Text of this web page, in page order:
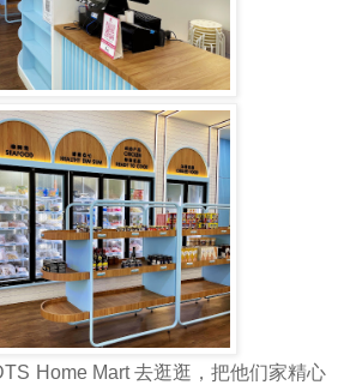
Home Mart 去逛逛，把他们家精心